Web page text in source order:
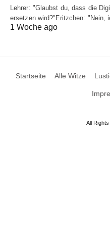
Lehrer: "Glaubst du, dass die
ersetzen wird?"Fritzchen: "Nein,
1 Woche ago
Startseite Alle Witze
All